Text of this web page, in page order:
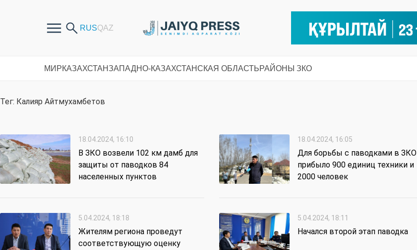
МИРКАЗАХСТАНЗАПАДНО-КАЗАХСТАНСКАЯ ОБЛАСТЬРАЙОНЫ ЗКО
Тег: Калияр Айтмухамбетов
18.04.2024, 16:10
В ЗКО возвели 102 км дамб для
защиты от паводков 84
населенных пунктов
18.04.2024, 16:05
Для борьбы с паводками в ЗКО
прибыло 900 единиц техники и
2000 человек
5.04.2024, 18:18
Жителям региона проведут
соответствующую оценку
5.04.2024, 18:11
Начался второй этап паводка